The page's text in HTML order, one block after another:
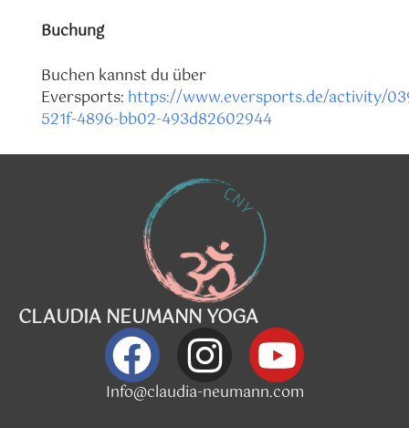
Buchung
Buchen kannst du über
Eversports: https://www.eversports.de/activity/
521f-4896-bb02-493d82602944
CLAUDIA NEUMANN YOGA
Info@claudia-neumann.com